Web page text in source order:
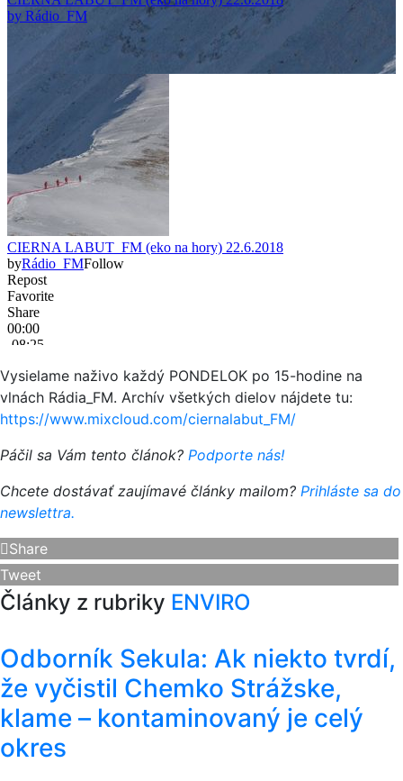
Vysielame naživo každý PONDELOK po 15-hodine na
vlnách Rádia_FM. Archív všetkých dielov nájdete tu:
https://www.mixcloud.com/ciernalabut_FM/
Páčil sa Vám tento článok? Podporte nás!
Chcete dostávať zaujímavé články mailom? Prihláste sa do
newslettra.
Share
Tweet
Články z rubriky ENVIRO
Odborník Sekula: Ak niekto tvrdí,
že vyčistil Chemko Strážske,
klame – kontaminovaný je celý
okres